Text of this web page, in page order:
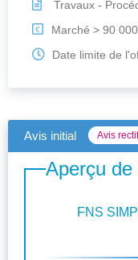
Travaux -
€
Marché > 90
Date limite de
Avis initial Avis
Aperçu de
FNS